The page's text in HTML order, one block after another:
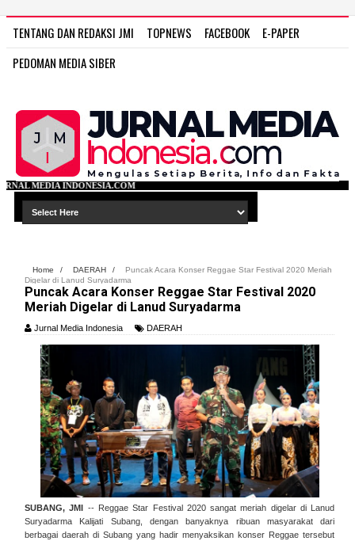
TENTANG DAN REDAKSI JMI TOPNEWS FACEBOOK
E-PAPER
PEDOMAN MEDIA SIBER
Home / DAERAH /
Puncak Acara Konser Reggae Star Festival 2020 Meriah
Digelar di Lanud Suryadarma
Puncak Acara Konser Reggae Star Festival 2020
Meriah Digelar di Lanud Suryadarma
Jurnal Media Indonesia DAERAH
SUBANG, JMI
-- Reggae Star Festival 2020 sangat meriah digelar di Lanud
Suryadarma Kalijati Subang, dengan banyaknya ribuan masyarakat dari
berbagai daerah di Subang yang hadir menyaksikan konser Reggae tersebut